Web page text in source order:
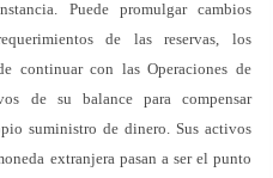
Puede promulgar cambios
de las reservas, los
continuar con las Operaciones de
de su balance para compensar
suministro de dinero. Sus activos
extranjera pasan a ser el punto